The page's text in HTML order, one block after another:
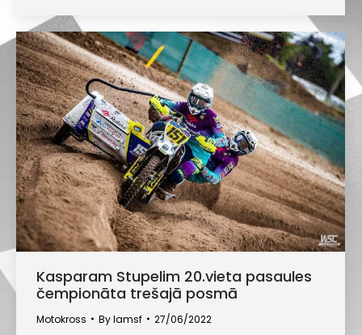
Kasparam Stupelim 20.vieta pasaules
čempionāta trešajā posmā
Motokross Bylamsf 27/06/2022